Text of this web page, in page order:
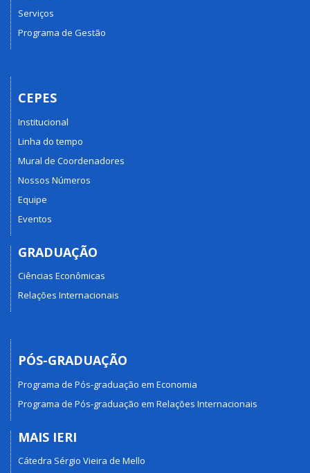
Serviços
Programa de Gestão
CEPES
Institucional
Linha do tempo
Mural de Coordenadores
Nossos Números
Equipe
Eventos
GRADUAÇÃO
Ciências Econômicas
Relações Internacionais
PÓS-GRADUAÇÃO
Programa de Pós-graduação em Economia
Programa de Pós-graduação em Relações Internacionais
MAIS IERI
Cátedra Sérgio Vieira de Mello